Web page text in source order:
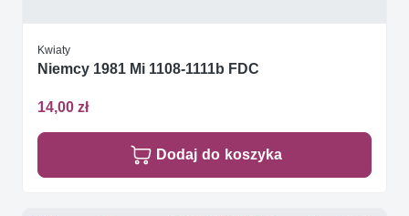
Kwiaty
Niemcy 1981 Mi 1108-1111b FDC
14,00 zł
Dodaj do koszyka